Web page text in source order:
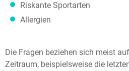
Riskante Sportarten
Allergien
Die Fragen beziehen sich meist
Zeitraum, beispielsweise die